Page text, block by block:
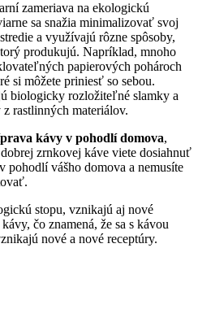
zameriava na ekologickú
sa snažia minimalizovať svoj
a využívajú rôzne spôsoby,
produkujú. Napríklad, mnoho
papierových pohároch
si môžete priniesť so sebou.
biologicky rozložiteľné slamky a
rastlinných materiálov.
kávy v pohodlí domova,
zrnkovej káve viete dosiahnuť
pohodlí vášho domova a nemusíte
stopu, vznikajú aj nové
čo znamená, že sa s kávou
nové a nové receptúry.